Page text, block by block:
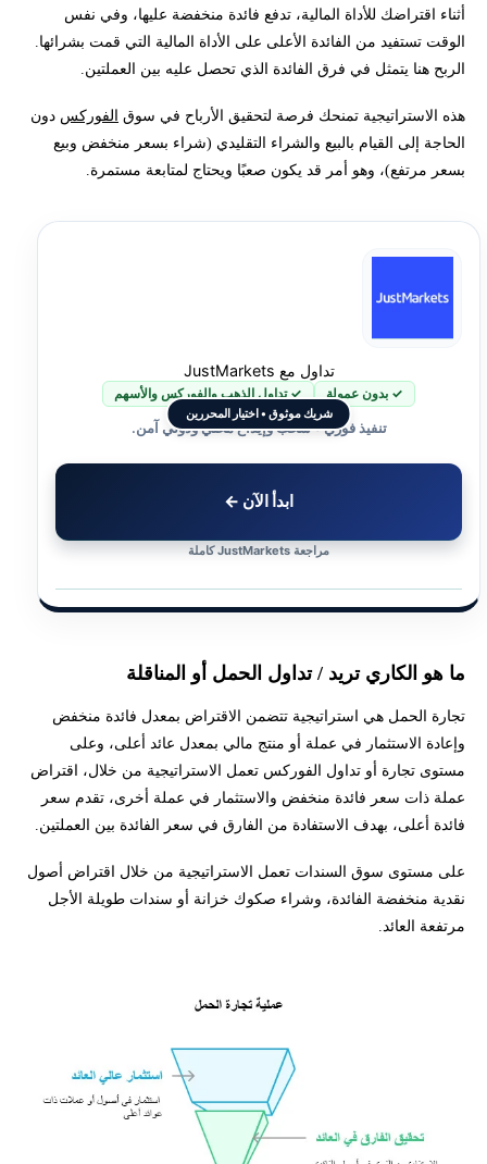
إخلاء المسؤولية وتنويه المخاطر
هل سمعت من قبل عن استراتيجيات الكاري تريد ؟
أثناء اقتراضك للأداة المالية، تدفع فائدة منخفضة عليها، وفي نفس
الوقت تستفيد من الفائدة الأعلى على الأداة المالية التي قمت بشرائها.
الربح هنا يتمثل في فرق الفائدة الذي تحصل عليه بين العملتين.
هذه الاستراتيجية تمنحك فرصة لتحقيق الأرباح في سوق الفوركس دون
الحاجة إلى القيام بالبيع والشراء التقليدي (شراء بسعر منخفض وبيع
بسعر مرتفع)، وهو أمر قد يكون صعبًا ويحتاج لمتابعة مستمرة.
شريك موثوق • اختيار المحررين
تداول مع JustMarkets
✓ بدون عمولة ✓ تداول الذهب والفوركس والأسهم
تنفيذ فوري • سحب وإيداع محلي ودولي آمن.
ابدأ الآن ←
مراجعة JustMarkets كاملة
ما هو الكاري تريد / تداول الحمل أو المناقلة
تجارة الحمل هي استراتيجية تتضمن الاقتراض بمعدل فائدة منخفض
وإعادة الاستثمار في عملة أو منتج مالي بمعدل عائد أعلى، وعلى
مستوى تجارة أو تداول الفوركس تعمل الاستراتيجية من خلال، اقتراض
عملة ذات سعر فائدة منخفض والاستثمار في عملة أخرى، تقدم سعر
فائدة أعلى، بهدف الاستفادة من الفارق في سعر الفائدة بين العملتين.
على مستوى سوق السندات تعمل الاستراتيجية من خلال اقتراض أصول
نقدية منخفضة الفائدة، وشراء صكوك خزانة أو سندات طويلة الأجل
مرتفعة العائد.